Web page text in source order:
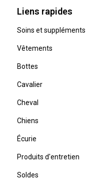
Liens rapides
Soins et suppléments
Vêtements
Bottes
Cavalier
Cheval
Chiens
Écurie
Produits d'entretien
Soldes